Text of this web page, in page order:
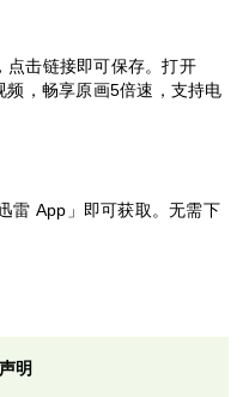
点击链接即可保存。打开
频，畅享原画5倍速，支持电
雷 App」即可获取。无需下
明